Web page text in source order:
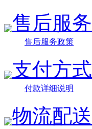
售后服务
售后服务政策
支付方式
付款详细说明
物流配送